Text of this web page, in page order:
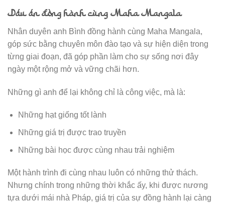
Dấu ấn đồng hành cùng Maha Mangala
Nhân duyên anh Bình đồng hành cùng Maha Mangala,
góp sức bằng chuyên môn đào tạo và sự hiện diện trong
từng giai đoạn, đã góp phần làm cho sự sống nơi đây
ngày một rộng mở và vững chãi hơn.
Những gì anh để lại không chỉ là công việc, mà là:
Những hạt giống tốt lành
Những giá trị được trao truyền
Những bài học được cùng nhau trải nghiệm
Một hành trình đi cùng nhau luôn có những thử thách.
Nhưng chính trong những thời khắc ấy, khi được nương
tựa dưới mái nhà Pháp, giá trị của sự đồng hành lại càng